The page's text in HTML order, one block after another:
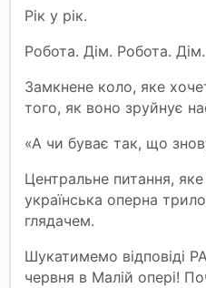
Рік у рік.
Робота. Дім. Робота.
Замкнене коло, яке
того, як воно зруйнує
«А чи буває так, що
Центральне питання,
українська оперна
глядачем.
Шукатимемо відповіді
червня в Малій опері!